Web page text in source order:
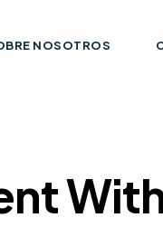
NOSOTROS